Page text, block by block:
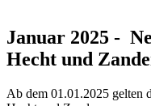
Januar 2025 -
Hecht und
Ab dem 01.01.2025 gelten